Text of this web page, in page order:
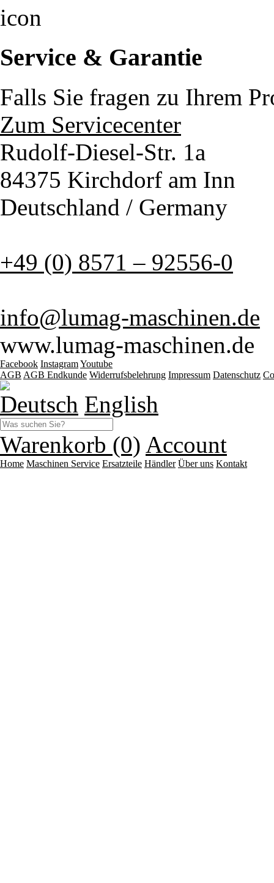
Service & Garantie
Falls Sie fragen zu Ihrem
Zum Servicecenter
Rudolf-Diesel-Str. 1a
84375 Kirchdorf am Inn
Deutschland / Germany
+49 (0) 8571 – 92556-0
info@lumag-maschinen.de
www.lumag-maschinen.de
Facebook InstagramYoutube
AGB AGB Endkunde Widerrufsbelehrung Impressum Datenschutz
Deutsch English
Warenkorb (0) Account
Home Maschinen Service Ersatzteile Händler Über uns Kontakt